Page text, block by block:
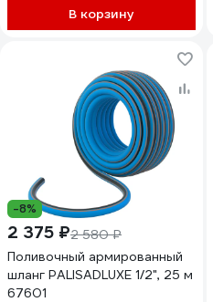
В корзину
-8%
2 375 ₽2 580 ₽
Поливочный армированный
шланг PALISADLUXE 1/2", 25 м
67601